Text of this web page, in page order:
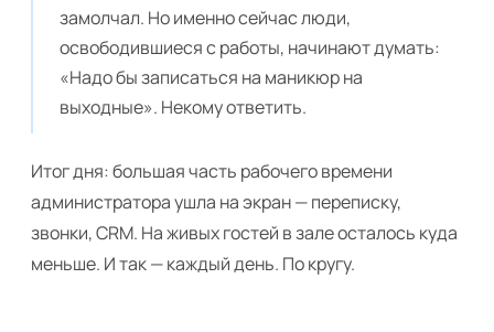
замолчал. Но именно сейчас люди,
освободившиеся с работы, начинают думать:
«Надо бы записаться на маникюр на
выходные». Некому ответить.
Итог дня: большая часть рабочего времени
администратора ушла на экран — переписку,
звонки, CRM. На живых гостей в зале осталось куда
меньше. И так — каждый день. По кругу.